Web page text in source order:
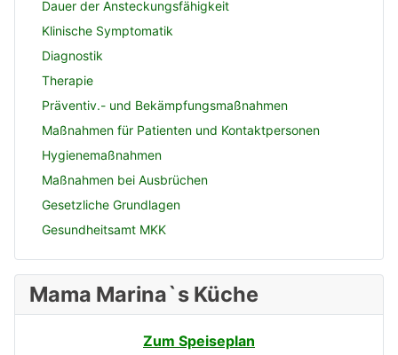
Dauer der Ansteckungsfähigkeit
Klinische Symptomatik
Diagnostik
Therapie
Präventiv.- und Bekämpfungsmaßnahmen
Maßnahmen für Patienten und Kontaktpersonen
Hygienemaßnahmen
Maßnahmen bei Ausbrüchen
Gesetzliche Grundlagen
Gesundheitsamt MKK
Mama Marina`s Küche
Zum Speiseplan